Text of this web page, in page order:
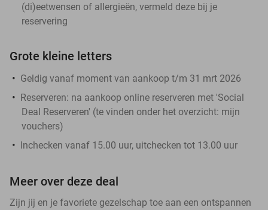
(di)eetwensen of allergieën, vermeld deze bij je
reservering
Grote kleine letters
Geldig vanaf moment van aankoop t/m 31 mrt 2026
Reserveren: na aankoop online reserveren met 'Social
Deal Reserveren' (te vinden onder het overzicht: mijn
vouchers)
Inchecken vanaf 15.00 uur, uitchecken tot 13.00 uur
Meer over deze deal
Zijn jij en je favoriete gezelschap toe aan een ontspannen